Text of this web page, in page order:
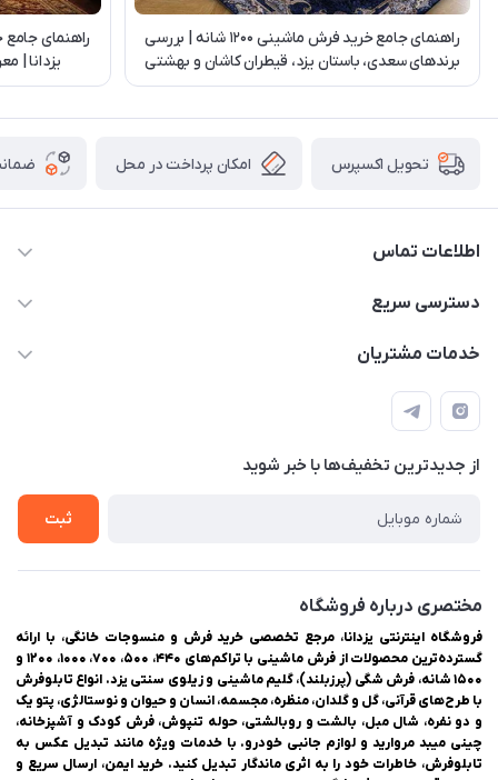
راهنمای جامع خرید فرش ماشینی 1200 شانه | بررسی
برندهای سعدی، باستان یزد، قیطران کاشان و بهشتی
تبریز
راهنمای
یزدانا |
تحویل اکسپرس امکان پرداخت در محل
اطلاعات تماس
03538252575
اینترنتی یزدانا
دسترسی سریع
حساب کاربری
لیست محصولات
درباره ما
خدمات مشتریان
راهنمای ثبت سفارش
حریم خصوصی
سوالات متداول
از جدید‌ترین تخفیف‌ها با‌ خبر شوید
ثبت
مختصری درباره فروشگاه
فروشگاه اینترنتی یزدانا، مرجع تخصصی خرید فرش و منسوجات خانگی، با ارائه
گسترده‌ترین محصولات از فرش ماشینی با تراکم‌های ۴۴۰، ۵۰۰، ۷۰۰، ۱۰۰۰، ۱۲۰۰ و
۱۵۰۰ شانه، فرش شگی (پرزبلند)، گلیم ماشینی و زیلوی سنتی یزد. انواع تابلوفرش
با طرح‌های قرآنی، گل و گلدان، منظره، مجسمه، انسان و حیوان و نوستالژی، پتو یک
و دو نفره، شال مبل، بالشت و روبالشتی، حوله تنپوش، فرش کودک و آشپزخانه،
چینی میبد مروارید و لوازم جانبی خودرو. با خدمات ویژه مانند تبدیل عکس به
تابلوفرش، خاطرات خود را به اثری ماندگار تبدیل کنید. خرید ایمن، ارسال سریع و